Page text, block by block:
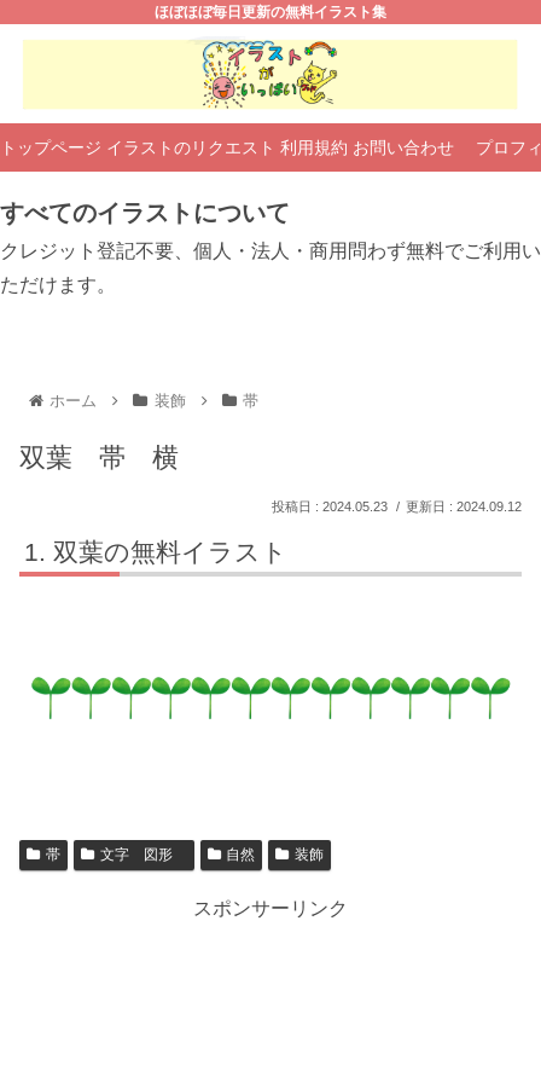
ほぼほぼ毎日更新の無料イラスト集
トップページ イラストのリクエスト 利用規約 お問い合わせ プロフ
すべてのイラストについて
クレジット登記不要、個人・法人・商用問わず無料でご利用い
ただけます。
ホーム 装飾 帯
双葉 帯 横
2024.05.23 2024.09.12
双葉の無料イラスト
帯 文字 図形 自然 装飾
スポンサーリンク